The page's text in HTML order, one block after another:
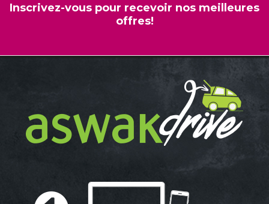
Inscrivez-vous pour recevoir nos meilleures
offres!